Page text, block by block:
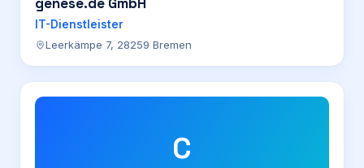
IT-Dienstleister
Leerkämpe 7, 28259 Bremen
C